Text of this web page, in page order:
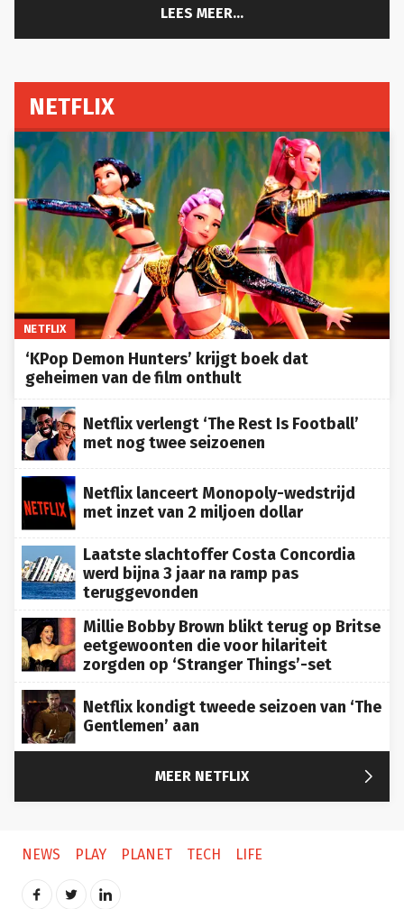
LEES MEER...
NETFLIX
NETFLIX
‘KPop Demon Hunters’ krijgt boek dat
geheimen van de film onthult
Netflix verlengt ‘The Rest Is Football’
met nog twee seizoenen
Netflix lanceert Monopoly-wedstrijd
met inzet van 2 miljoen dollar
Laatste slachtoffer Costa Concordia
werd bijna 3 jaar na ramp pas
teruggevonden
Millie Bobby Brown blikt terug op Britse
eetgewoonten die voor hilariteit
zorgden op ‘Stranger Things’-set
Netflix kondigt tweede seizoen van ‘The
Gentlemen’ aan
MEER NETFLIX 
NEWS PLAY PLANET TECH LIFE